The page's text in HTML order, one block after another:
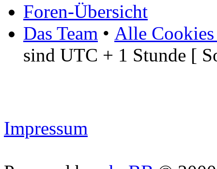
Foren-Übersicht
Das Team • Alle Cookies
sind UTC + 1 Stunde [
Impressum